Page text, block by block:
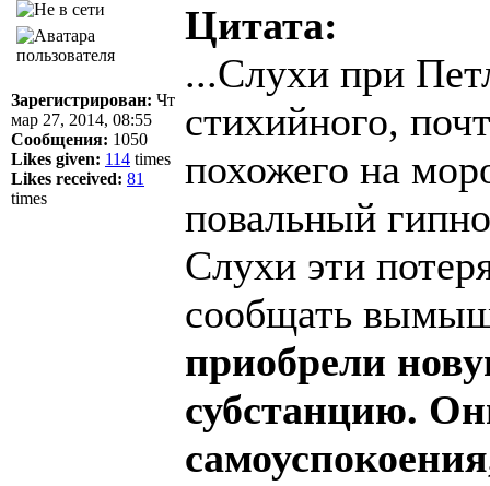
Зарегистрирован: Чт
мар 27, 2014, 08:55
Сообщения: 1050
Likes given: 114 times
Likes received: 81
times
Цитата:
...Слухи при
стихийного,
похожего на
повальный
Слухи эти
сообщать
приобрели
субстанцию.